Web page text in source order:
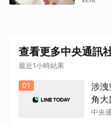
查看更多中央通訊
最近1小時結果
01
涉
角大
中央